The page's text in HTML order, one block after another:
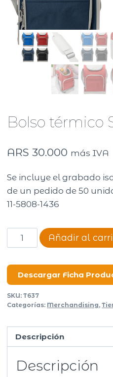
Bolso térmico
ARS 30.000 más IVA
Se incluye el grabado
de un pedido de 50
11-5808-1436
Bolso
térmico
cantidad
Añadir al
Descargar Ficha
SKU:T637
Categorías: Merchandising,
Descripción
Descripción